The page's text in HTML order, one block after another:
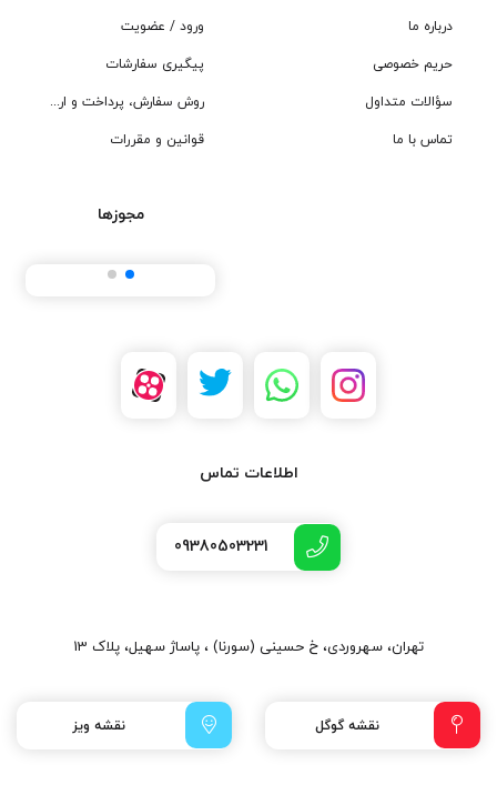
درباره ما
حریم خصوصی
سؤالات متداول
تماس با ما
ورود / عضویت
پیگیری سفارشات
روش سفارش، پرداخت و ارسال
قوانین و مقررات
مجوزها
اطلاعات تماس
09380503231
تهران، سهروردی، خ حسینی (سورنا) ، پاساژ سهیل، پلاک 13
نقشه گوگل نقشه ویز